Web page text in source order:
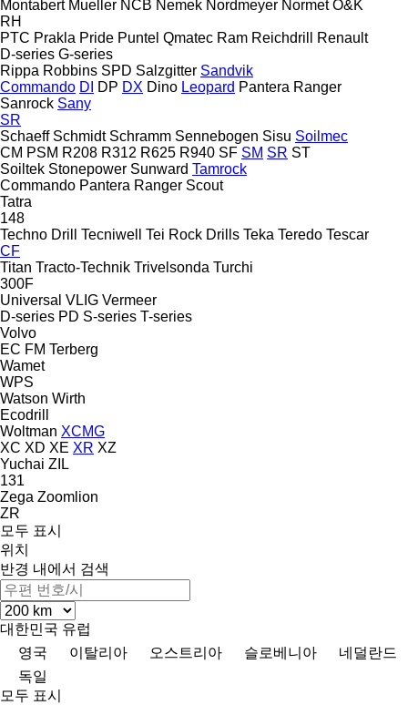
Montabert Mueller NCB Nemek Nordmeyer Normet O&K
RH
PTC Prakla Pride Puntel Qmatec Ram Reichdrill
Renault
D-series G-series
Rippa Robbins SPD Salzgitter Sandvik
Commando DI DP DX Dino Leopard Pantera Ranger
Sanrock Sany
SR
Schaeff Schmidt Schramm Sennebogen Sisu Soilmec
CM PSM R208 R312 R625 R940 SF SM SR ST
Soiltek Stonepower Sunward Tamrock
Commando Pantera Ranger Scout
Tatra
148
Techno Drill
Tecniwell Tei Rock Drills Teka Teredo Tescar
CF
Titan Tracto-Technik Trivelsonda Turchi
300F
Universal VLIG Vermeer
D-series PD S-series T-series
Volvo
EC FM Terberg
Wamet
WPS
Watson Wirth
Ecodrill
Woltman XCMG
XC XD XE XR XZ
Yuchai ZIL
131
Zega Zoomlion
ZR
모두 표시
위치
반경 내에서 검색
대한민국 유럽
영국
이탈리아 오스트리아 슬로베니아
네덜란드
독일
모두 표시